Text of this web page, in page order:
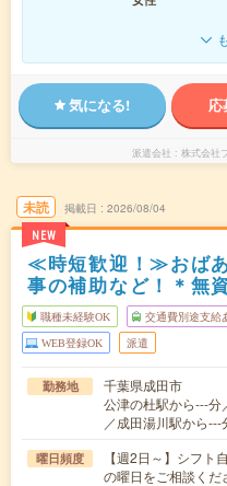
気になる! 応
派遣会社 株式会社
未読
NEW
掲載日 2026/08/04
≪時短歓迎！≫おば
事の補助など！＊無
職種未経験OK 交通費別途支給
WEB登録OK 派遣
勤務地
千葉県成田市
公津の杜駅から---
／成田湯川駅から
曜日頻度
【週2日～】シフト
の曜日をご相談くだ